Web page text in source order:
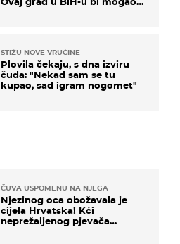
STIŽU NOVE VRUĆINE
Plovila čekaju, s dna izviru
čuda: "Nekad sam se tu
kupao, sad igram nogomet"
ČUVA USPOMENU NA NJEGA
Njezinog oca obožavala je
cijela Hrvatska! Kći
neprežaljenog pjevača